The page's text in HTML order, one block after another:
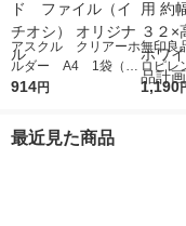
アスクル クリアーホ
ルダー A4 1袋（10
0枚） スタンダー
914円
無印良
ロピレ
ボック
1,190
最近見た商品